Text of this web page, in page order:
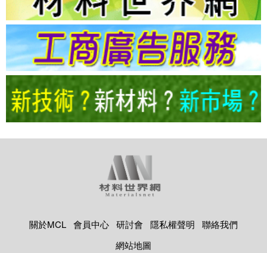
關於MCL 會員中心 研討會 隱私權聲明
聯絡我們
網站地圖